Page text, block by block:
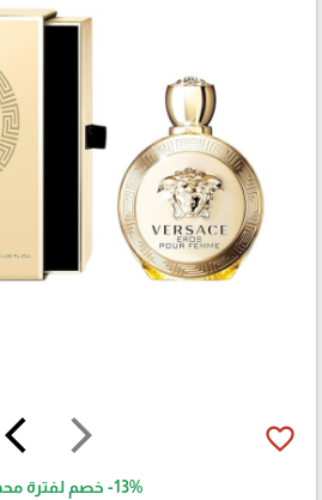
arrow_forward_ios
arrow_back_ios favorite_border
-13% خصم لفترة